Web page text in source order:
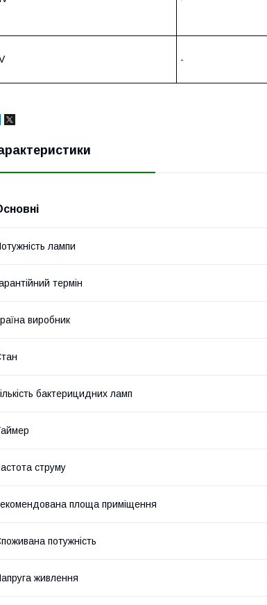
-
лампи
термін
виробник
бактерицидних ламп
струму
площа приміщення
потужність
живлення